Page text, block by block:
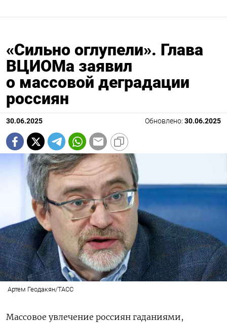
«Сильно оглупели». Глава
ВЦИОМа заявил
о массовой деградации
россиян
30.06.2025 Обновлено: 30.06.2025
Артем Геодакян/ТАСС
Массовое увлечение россиян гаданиями,